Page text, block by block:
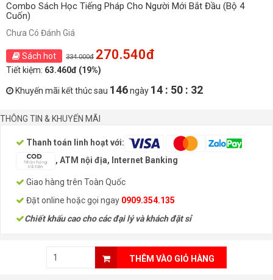
Combo Sách Học Tiếng Pháp Cho Người Mới Bắt Đầu (Bộ 4
Cuốn)
Chưa Có Đánh Giá
Sách hot 334.000đ 270.540đ
Tiết kiệm: 63.460đ (19%)
Khuyến mãi kết thúc sau 146ngày 14 : 50 : 31
THÔNG TIN & KHUYẾN MÃI
Thanh toán linh hoạt với:
, ATM nội địa, Internet Banking
Giao hàng trên Toàn Quốc
Đặt online hoặc gọi ngay 0909.354.135
Chiết khấu cao cho các đại lý và khách đặt sỉ
THÊM VÀO GIỎ HÀNG